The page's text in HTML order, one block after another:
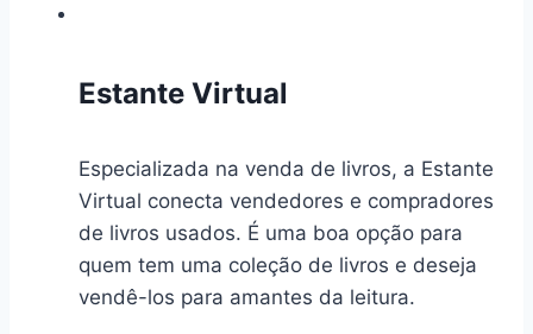
Estante Virtual
Especializada na venda de livros, a Estante
Virtual conecta vendedores e compradores
de livros usados. É uma boa opção para
quem tem uma coleção de livros e deseja
vendê-los para amantes da leitura.